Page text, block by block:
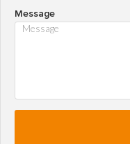
Message